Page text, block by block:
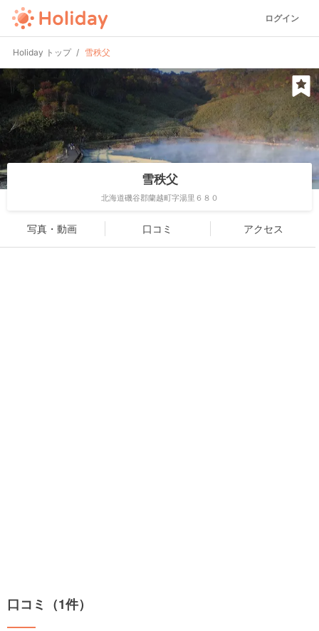
ログイン
Holiday トップ 雪秩父
雪秩父
北海道磯谷郡蘭越町字湯里６８０
写真・動画 口コミ アクセス
口コミ（1件）